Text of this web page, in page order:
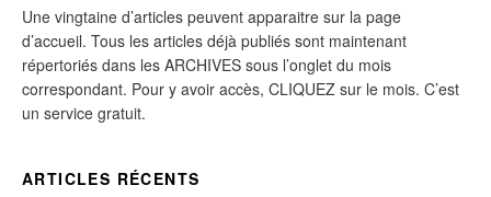
Une vingtaine d’articles peuvent apparaitre sur la page
d’accueil. Tous les articles déjà publiés sont maintenant
répertoriés dans les ARCHIVES sous l’onglet du mois
correspondant. Pour y avoir accès, CLIQUEZ sur le mois. C’est
un service gratuit.
ARTICLES RÉCENTS